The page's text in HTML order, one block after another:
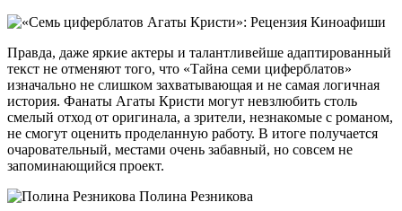
Правда, даже яркие актеры и талантливейше адаптированный
текст не отменяют того, что «Тайна семи циферблатов»
изначально не слишком захватывающая и не самая логичная
история. Фанаты Агаты Кристи могут невзлюбить столь
смелый отход от оригинала, а зрители, незнакомые с романом,
не смогут оценить проделанную работу. В итоге получается
очаровательный, местами очень забавный, но совсем не
запоминающийся проект.
Полина Резникова